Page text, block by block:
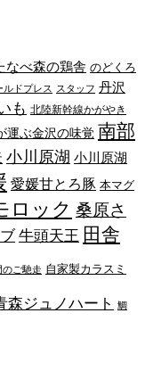
なべ森の鶏舎 のどくろ
ルドプレス スタッフ 丹沢
も 北陸新幹線かがやき
運ぶ金沢の味覚 南部
小川原湖 小川原湖
愛媛甘とろ豚 本マグ
ロック 桑原さ
牛頭天王 田舎
のご馳走 自家製カラスミ
森ジュノハート 鯛